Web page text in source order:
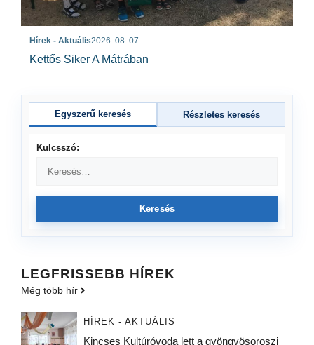
Hírek - Aktuális2026. 08. 07.
Kettős Siker A Mátrában
Egyszerű keresés Részletes keresés
Kulcsszó:
Keresés
LEGFRISSEBB HÍREK
Még több hír
HÍREK - AKTUÁLIS
Kincses Kultúróvoda lett a gyöngyösoroszi